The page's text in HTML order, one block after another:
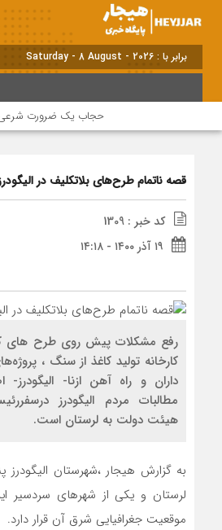
برابر با : Saturday - 8 August - 2026
حجاب یک ضرورت شرعی
قصه ناتمام طرح‌های بلاتکلیف در
کد خبر : 1309
۱۹ آذر ۱۴۰۰ - ۱۴:۱۸
رفع مشکلات پیش روی طرح های
کارخانه تولید کاغذ از سنگ ،
داران و راه آهن ازنا-
مطالبات مردم الیگودرز
هیئت دولت به لرستان است.
به گزارش هیجار ،شهرستان
لرستان و یکی از شهرهای سردسیر
موقعیت جغرافیایی شرق آن قرار دارد.